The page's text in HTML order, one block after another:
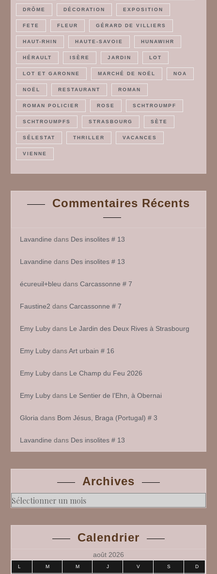
DRÔME DÉCORATION EXPOSITION
FETE FLEUR GÉRARD DE VILLIERS
HAUT-RHIN HAUTE-SAVOIE HUNAWIHR
HÉRAULT ISÈRE JARDIN LOT
LOT ET GARONNE MARCHÉ DE NOËL NOA
NOËL RESTAURANT ROMAN
ROMAN POLICIER ROSE SCHTROUMPF
SCHTROUMPFS STRASBOURG SÈTE
SÉLESTAT THRILLER VACANCES
VIENNE
Commentaires Récents
Lavandine dans Des insolites # 13
Lavandine dans Des insolites # 13
écureuil+bleu dansCarcassonne # 7
Faustine2 dansCarcassonne # 7
Emy Luby dans Le Jardin des Deux Rives à Strasbourg
Emy Luby dansArt urbain # 16
Emy Luby dans Le Champ du Feu 2026
Emy Luby dans Le Sentier de l’Ehn, à Obernai
Gloria dans Bom Jésus, Braga (Portugal) # 3
Lavandine dans Des insolites # 13
Archives
Archives
Calendrier
août 2026
L M M J V S D